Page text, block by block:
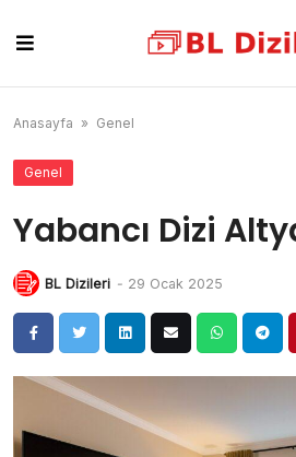
content
Anasayfa » Genel
Genel
Yabancı Dizi
BL Dizileri - 29 Ocak 2025